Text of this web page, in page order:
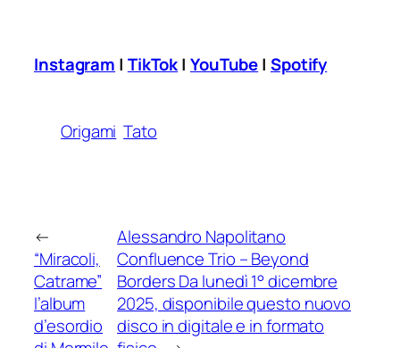
Instagram | TikTok| YouTube| Spotify
Origami Tato
←
“Miracoli,
Catrame”
l’album
d’esordio
Alessandro Napolitano
Confluence Trio – Beyond
Borders Da lunedì 1° dicembre
2025, disponibile questo nuovo
disco in digitale e in formato